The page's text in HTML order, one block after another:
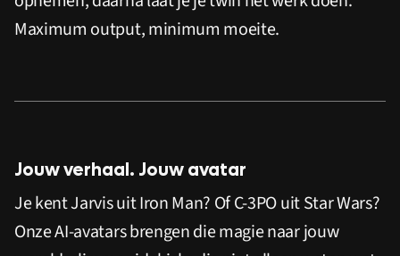
Maximum output, minimum moeite.
Jouw verhaal. Jouw avatar
Je kent Jarvis uit Iron Man? Of C-3PO uit Star Wars?
Onze AI-avatars brengen die magie naar jouw